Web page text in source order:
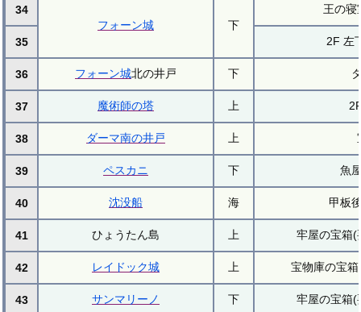
34
フォーン城
下
王の寝
35 2F 左
36 フォーン城北の井戸 下
37 魔術師の塔 上
38 ダーマ南の井戸 上
39 ペスカニ 下 魚
40 沈没船 海 甲板
41 ひょうたん島 上 牢屋の宝箱(
42 レイドック城 上 宝物庫の宝
43 サンマリーノ 下 牢屋の宝箱(